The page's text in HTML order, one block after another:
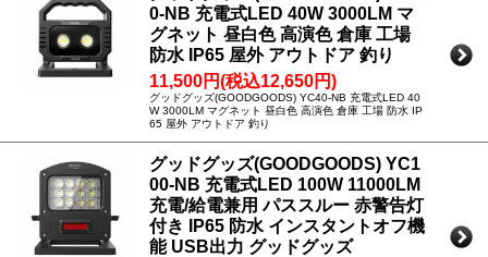
0-NB 充電式LED 40W 3000LM マ
グネット 昼白色 高演色 倉庫 工場
防水 IP65 屋外 アウトドア 釣り
11,500円(税込12,650円)
グッドグッズ(GOODGOODS) YC40-NB 充電式LED 40
W 3000LM マグネット 昼白色 高演色 倉庫 工場 防水 IP
65 屋外 アウトドア 釣り
グッドグッズ(GOODGOODS) YC1
00-NB 充電式LED 100W 11000LM
充電/給電兼用 パススルー 赤警告灯
付き IP65 防水 インスタントオフ機
能 USB出力 グッドグッズ